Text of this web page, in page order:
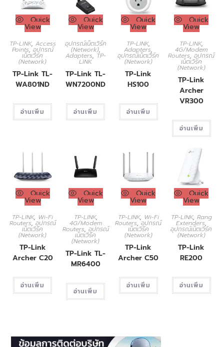
Quick
View
TP-LINK, Access
Points, อุปกรณ์
เน็ตเวิร์ค
(Network)
TP-Link TL-
WA801ND
อ่านเพิ่ม
Quick
View
อุปกรณ์เน็ตเวิร์ค
(Network),
Adapters, TP-
LINK
TP-Link TL-
WN7200ND
อ่านเพิ่ม
Quick
View
TP-LINK,
Adapters,
อุปกรณ์เน็ตเวิร์ค
(Network)
TP-Link
HS100
อ่านเพิ่ม
Quick
View
TP-LINK,
4G/Modem
Routers,อุปกรณ์
เน็ตเวิร์ค
(Network)
TP-Link
Archer
VR300
อ่านเพิ่ม
Quick
View
TP-LINK, Wi-Fi
Routers,อุปกรณ์
เน็ตเวิร์ค
(Network)
TP-Link
Archer C20
อ่านเพิ่ม
Quick
View
TP-LINK,
4G/Modem
Routers, อุปกรณ์
เน็ตเวิร์ค
(Network)
TP-Link TL-
MR6400
อ่านเพิ่ม
Quick
View
TP-LINK, Wi-Fi
Routers,อุปกรณ์
เน็ตเวิร์ค
(Network)
TP-Link
Archer C50
อ่านเพิ่ม
Quick
View
TP-LINK, Rang
Extenders,
อุปกรณ์เน็ตเวิร์ค
(Network)
TP-Link
RE200
อ่านเพิ่ม